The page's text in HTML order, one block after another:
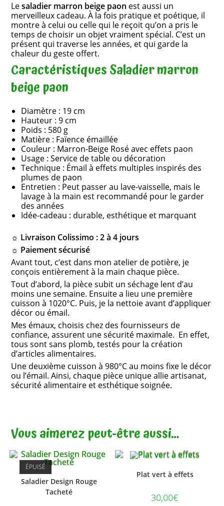
Lesaladier marron beige paon est aussi un
merveilleux cadeau. À la fois pratique et poétique, il
montre à celui ou celle qui le reçoit qu’on a pris le
temps de choisir un objet vraiment spécial. C’est un
présent qui traverse les années, et qui garde la
chaleur du geste offert.
Caractéristiques Saladier marron
beige paon
Diamètre : 19 cm
Hauteur : 9 cm
Poids : 580 g
Matière : Faïence émaillée
Couleur : Marron-Beige Rosé avec effets paon
Usage : Service de table ou décoration
Technique : Émail à effets multiples inspirés des
plumes de paon
Entretien : Peut passer au lave-vaisselle, mais le
lavage à la main est recommandé pour le garder
des années
Idée-cadeau : durable, esthétique et marquant
☼ Livraison Colissimo : 2 à 4 jours
☼ Paiement sécurisé
Avant tout, c’est dans mon atelier de potière, je
conçois entièrement à la main chaque pièce.
Tout d’abord, la pièce subit un séchage lent d’au
moins une semaine. Ensuite a lieu une première
cuisson à 1020°C. Puis, je la nettoie avant d’appliquer
décor ou émail.
Mes émaux, choisis chez des fournisseurs de
confiance, assurent une sécurité maximale. En effet,
tous sont sans plomb, testés pour la création
d’articles alimentaires.
Une deuxième cuisson à 980°C au moins fixe le décor
ou l’émail. Ainsi, chaque pièce unique allie artisanat,
sécurité alimentaire et esthétique soignée.
Vous aimerez peut-être aussi…
ÉPUISÉ
Saladier Design Rouge
Tacheté
Plat vert à effets
30,00€